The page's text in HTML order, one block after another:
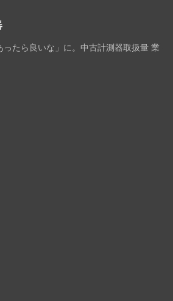
ったら良いな」に。中古計測器取扱量 業